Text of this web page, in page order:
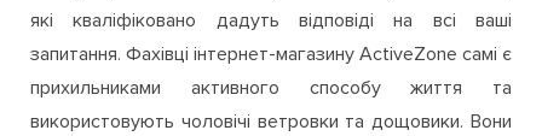
які кваліфіковано дадуть відповіді на всі ваші
запитання. Фахівці інтернет-магазину ActiveZone самі є
прихильниками активного способу життя та
використовують чоловічі ветровки та дощовики. Вони